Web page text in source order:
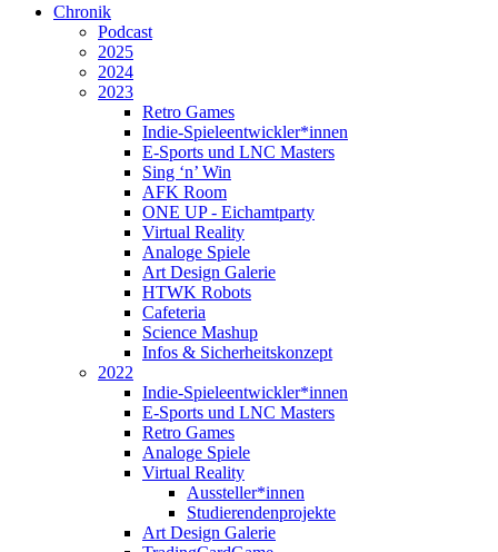
Chronik
Podcast
2025
2024
2023
Retro Games
Indie-Spieleentwickler*innen
E-Sports und LNC Masters
Sing ‘n’ Win
AFK Room
ONE UP - Eichamtparty
Virtual Reality
Analoge Spiele
Art Design Galerie
HTWK Robots
Cafeteria
Science Mashup
Infos & Sicherheitskonzept
2022
Indie-Spieleentwickler*innen
E-Sports und LNC Masters
Retro Games
Analoge Spiele
Virtual Reality
Aussteller*innen
Studierendenprojekte
Art Design Galerie